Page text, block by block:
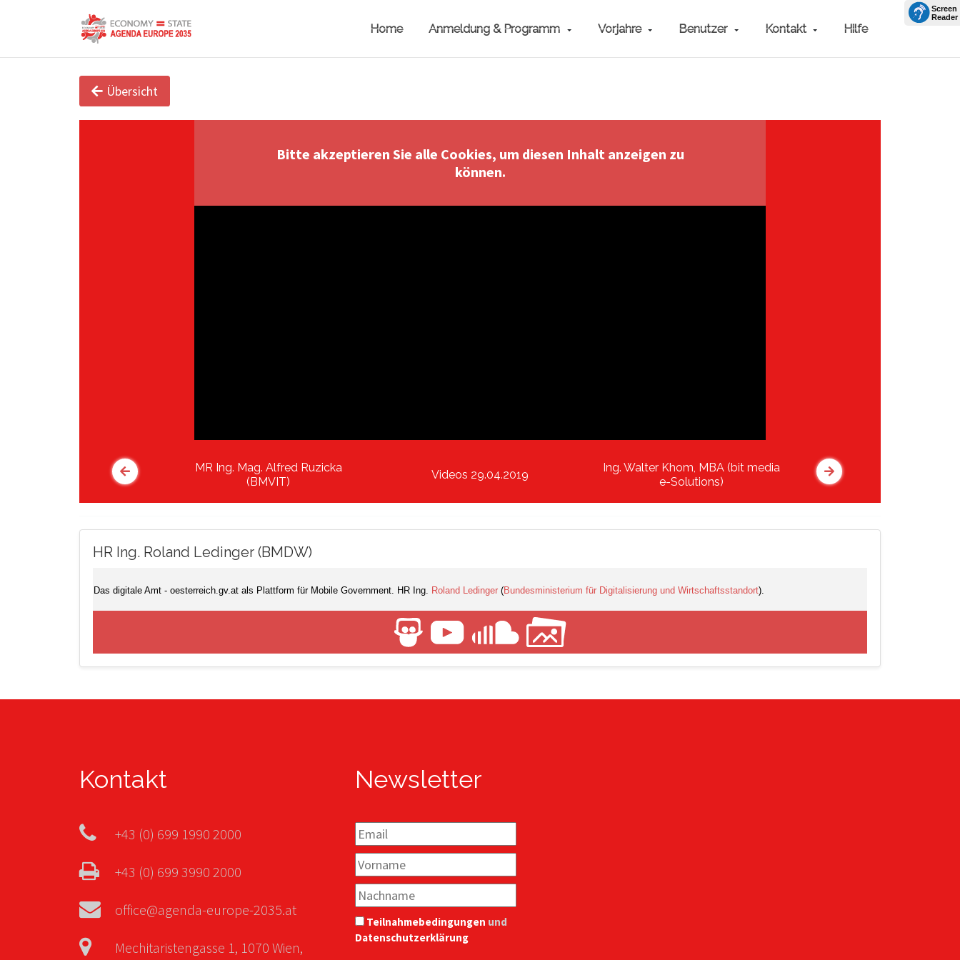
Home Anmeldung & Programm Vorjahre Benutzer Kontakt Hilfe
Übersicht
Bitte akzeptieren Sie alle Cookies, um diesen Inhalt anzeigen zu
können.
MR Ing. Mag. Alfred Ruzicka
(BMVIT)
Videos 29.04.2019
Ing. Walter Khom, MBA (bit media
e-Solutions)
HR Ing. Roland Ledinger (BMDW)
Das digitale Amt - oesterreich.gv.at als Plattform für Mobile Government. HR Ing. Roland Ledinger (Bundesministerium für Digitalisierung und Wirtschaftsstandort).
Kontakt
+43 (0) 699 1990 2000
+43 (0) 699 3990 2000
office@agenda-europe-2035.at
Mechitaristengasse 1, 1070 Wien,
Newsletter
Teilnahmebedingungen und
Datenschutzerklärung